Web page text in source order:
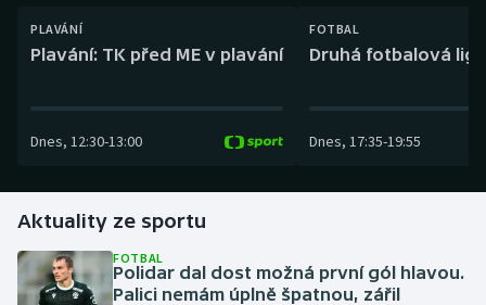
Florbal
Gymnastika
Házená
PLAVÁNÍ
Plavání: TK před ME v plavání
Dnes, 12:30-13:00
FOTBAL
Druhá fotbalová
Dnes, 17:35-19:55
Aktuality ze sportu
FOTBAL
Polidar dal dost možná první gól hlavou.
Palici nemám úplně špatnou, zářil